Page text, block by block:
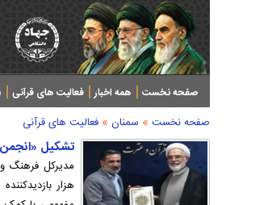
صفحه نخست همه اخبار فعالیت های قرآنی
صفحه نخست » سمنان » فعالیت های قرآنی
تشکیل «انجمن
هزار